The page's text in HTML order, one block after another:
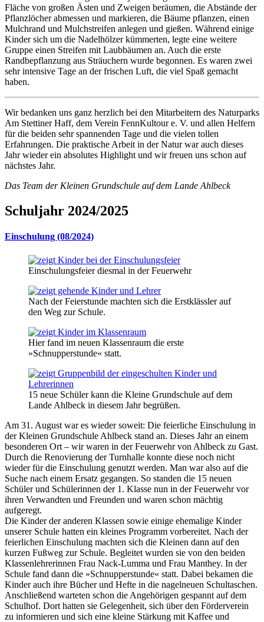
Fläche von großen Ästen und Zweigen beräumen, die Abstände der
Pflanzlöcher abmessen und markieren, die Bäume pflanzen, einen
Mulchrand und Mulchstreifen anlegen und gießen. Während einige
Kinder sich um die Nadelhölzer kümmerten, legte eine weitere
Gruppe einen Streifen mit Laubbäumen an. Auch die erste
Randbepflanzung aus Sträuchern wurde begonnen. Es waren zwei
sehr intensive Tage an der frischen Luft, die viel Spaß gemacht
haben.
Wir bedanken uns ganz herzlich bei den Mitarbeitern des Naturparks
Am Stettiner Haff, dem Verein FennKultour e. V. und allen Helfern
für die beiden sehr spannenden Tage und die vielen tollen
Erfahrungen. Die praktische Arbeit in der Natur war auch dieses
Jahr wieder ein absolutes Highlight und wir freuen uns schon auf
nächstes Jahr.
Das Team der Kleinen Grundschule auf dem Lande Ahlbeck
Schuljahr 2024/2025
Einschulung (08/2024)
Einschulungsfeier diesmal in der Feuerwehr
Nach der Feierstunde machten sich die Erstklässler auf
den Weg zur Schule.
Hier fand im neuen Klassenraum die erste
»Schnupperstunde« statt.
15 neue Schüler kann die Kleine Grundschule auf dem
Lande Ahlbeck in diesem Jahr begrüßen.
Am 31. August war es wieder soweit: Die feierliche Einschulung in
der Kleinen Grundschule Ahlbeck stand an. Dieses Jahr an einem
besonderen Ort – wir waren in der Feuerwehr von Ahlbeck zu Gast.
Durch die Renovierung der Turnhalle konnte diese noch nicht
wieder für die Einschulung genutzt werden. Man war also auf die
Suche nach einem Ersatz gegangen. So standen die 15 neuen
Schüler und Schülerinnen der 1. Klasse nun in der Feuerwehr vor
ihren Verwandten und Freunden und waren schon mächtig
aufgeregt.
Die Kinder der anderen Klassen sowie einige ehemalige Kinder
unserer Schule hatten ein kleines Programm vorbereitet. Nach der
feierlichen Einschulung machten sich die Kleinen dann auf den
kurzen Fußweg zur Schule. Begleitet wurden sie von den beiden
Klassenlehrerinnen Frau Nack-Lumma und Frau Manthey. In der
Schule fand dann die »Schnupperstunde« statt. Dabei bekamen die
Kinder auch ihre Bücher und Hefte in die nagelneuen Schultaschen.
Anschließend warteten schon die Angehörigen gespannt auf dem
Schulhof. Dort hatten sie Gelegenheit, sich über den Förderverein
zu informieren und sich eine kleine Stärkung mit Kaffee und